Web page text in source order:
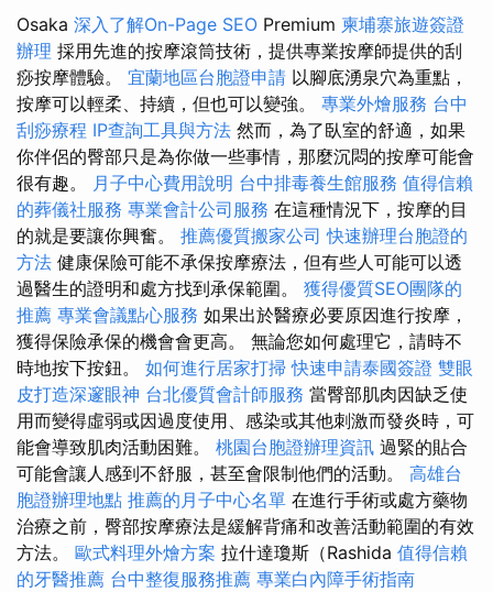
Osaka 深入了解On-Page SEO Premium 柬埔寨旅遊簽證
辦理 採用先進的按摩滾筒技術，提供專業按摩師提供的刮
痧按摩體驗。 宜蘭地區台胞證申請 以腳底湧泉穴為重點，
按摩可以輕柔、持續，但也可以變強。 專業外燴服務 台中
刮痧療程 IP查詢工具與方法 然而，為了臥室的舒適，如果
你伴侶的臀部只是為你做一些事情，那麼沉悶的按摩可能會
很有趣。
月子中心費用說明 台中排毒養生館服務 值得信賴
的葬儀社服務 專業會計公司服務 在這種情況下，按摩的目
的就是要讓你興奮。 推薦優質搬家公司 快速辦理台胞證的
方法 健康保險可能不承保按摩療法，但有些人可能可以透
過醫生的證明和處方找到承保範圍。 獲得優質SEO團隊的
推薦 專業會議點心服務 如果出於醫療必要原因進行按摩，
獲得保險承保的機會會更高。 無論您如何處理它，請時不
時地按下按鈕。 如何進行居家打掃 快速申請泰國簽證 雙眼
皮打造深邃眼神 台北優質會計師服務 當臀部肌肉因缺乏使
用而變得虛弱或因過度使用、感染或其他刺激而發炎時，可
能會導致肌肉活動困難。 桃園台胞證辦理資訊 過緊的貼合
可能會讓人感到不舒服，甚至會限制他們的活動。 高雄台
胞證辦理地點 推薦的月子中心名單 在進行手術或處方藥物
治療之前，臀部按摩療法是緩解背痛和改善活動範圍的有效
方法。 歐式料理外燴方案 拉什達瓊斯（Rashida 值得信賴
的牙醫推薦 台中整復服務推薦 專業白內障手術指南